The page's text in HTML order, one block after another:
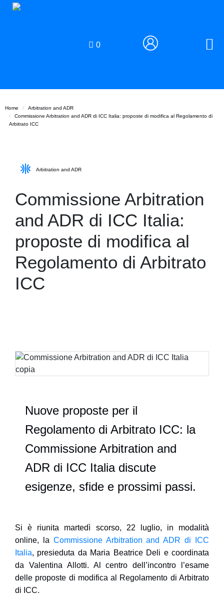
0
Home
Arbitration and ADR
Commissione Arbitration and ADR di ICC Italia: proposte di modifica al Regolamento di
Arbitrato ICC
Arbitration and ADR
Commissione Arbitration
and ADR di ICC Italia:
proposte di modifica al
Regolamento di Arbitrato
ICC
Nuove proposte per il
Regolamento di Arbitrato ICC: la
Commissione Arbitration and
ADR di ICC Italia discute
esigenze, sfide e prossimi passi.
Si è riunita martedì scorso, 22 luglio, in modalità
online, la Commissione Arbitration and ADR di ICC
Italia, presieduta da Maria Beatrice Deli e coordinata
da Valentina Allotti. Al centro dell’incontro l’esame
delle proposte di modifica al Regolamento di Arbitrato
di ICC.